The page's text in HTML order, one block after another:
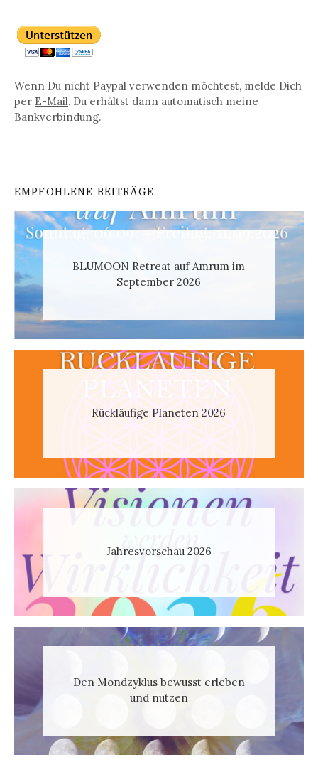
Wenn Du nicht Paypal verwenden möchtest, melde Dich
per E-Mail. Du erhältst dann automatisch meine
Bankverbindung.
EMPFOHLENE BEITRÄGE
BLUMOON Retreat auf Amrum im
September 2026
Rückläufige Planeten 2026
Jahresvorschau 2026
Den Mondzyklus bewusst erleben
und nutzen